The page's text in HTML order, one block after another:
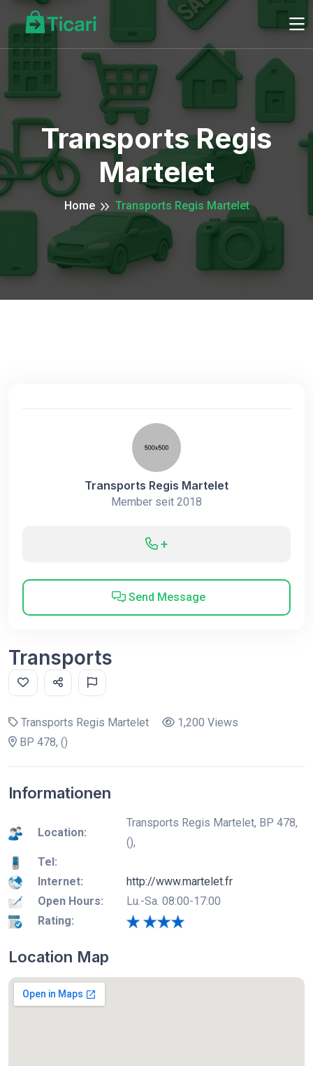
Transports Regis
Martelet
Home Transports Regis Martelet
Transports Regis Martelet
Member seit 2018
+
Send Message
Transports
Transports Regis Martelet
1,200 Views
BP 478, ()
Informationen
Location:
Transports Regis Martelet, BP 478,
(),
Tel:
Internet:
http://www.martelet.fr
Open Hours:
Lu.-Sa. 08:00-17:00
Rating:
Location Map